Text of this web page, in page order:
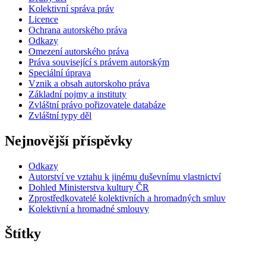
Kolektivní správa práv
Licence
Ochrana autorského práva
Odkazy
Omezení autorského práva
Práva související s právem autorským
Speciální úprava
Vznik a obsah autorskoho práva
Základní pojmy a instituty
Zvláštní právo pořizovatele databáze
Zvláštní typy děl
Nejnovější příspěvky
Odkazy
Autorství ve vztahu k jinému duševnímu vlastnictví
Dohled Ministerstva kultury ČR
Zprostředkovatelé kolektivních a hromadných smluv
Kolektivní a hromadné smlouvy
Štítky